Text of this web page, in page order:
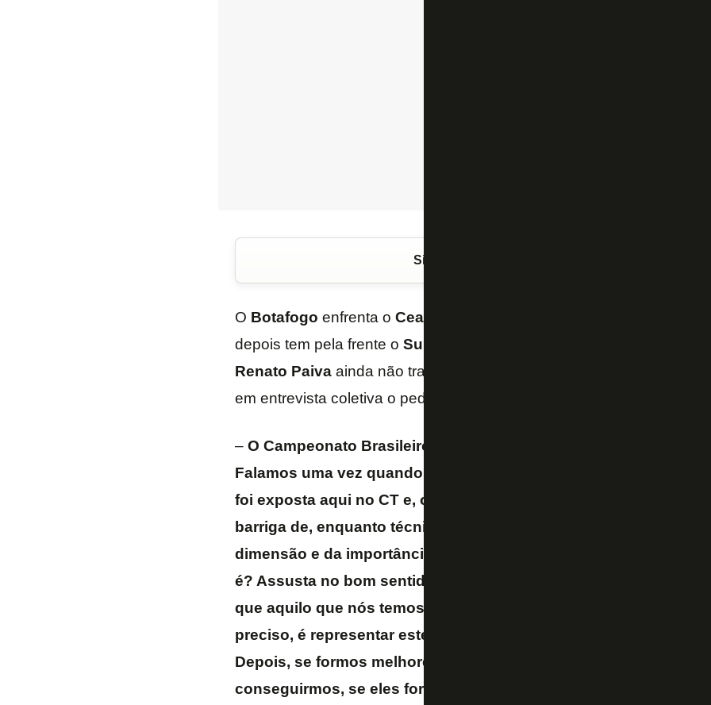
Siga o FogãoNET
O Botafogo enfrenta o Ceará
depois tem pela frente o Super Mundial de Clubes
Renato Paivaainda não trata o assunto internamente com os
em entrevista coletiva o pedido que fará ao time.
– O Campeonato Brasileiro não permite nem sequer falar do
Falamos uma vez quando a taça (do Super Mundial) esteve aqui.
foi exposta aqui no CT e, obviamente, gera-te essa conversa,
barriga de, enquanto técnico e enquanto jogador, disputarmos
dimensão e da importância que é o Mundial de Clubes. Só o
é? Assusta no bom sentido. Não falei com eles, mas aquilo que
que aquilo que nós temos de fazer, ir até à última gota de suor e
preciso, é representar este escudo como o torcedor que nós
Depois, se formos melhores que o adversário, ganharmos,
conseguirmos, se eles forem melhores que nós, parabéns. O